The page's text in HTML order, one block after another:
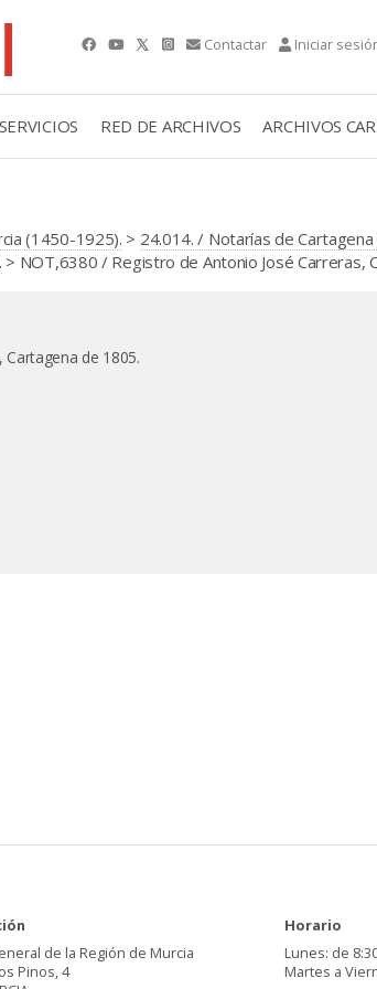
Contactar Iniciar
SERVICIOS RED DE ARCHIVOS ARCHIVOS
(1450-1925). > 24.014. / Notarías de
> NOT,6380 / Registro de Antonio José Carreras,
Cartagena de 1805.
de la Región de Murcia
Pinos, 4
Horario
Lunes: de
Martes a